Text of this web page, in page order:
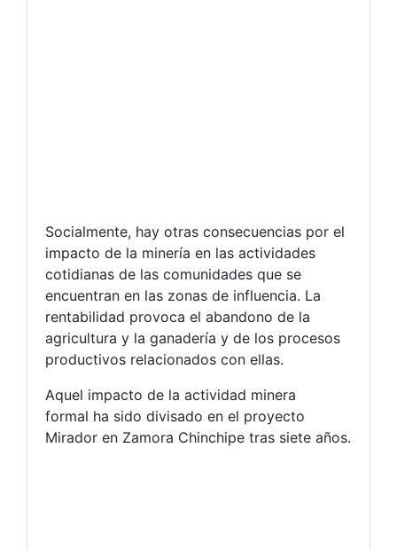
Socialmente, hay otras consecuencias por el
impacto de la minería en las actividades
cotidianas de las comunidades que se
encuentran en las zonas de influencia. La
rentabilidad provoca el abandono de la
agricultura y la ganadería y de los procesos
productivos relacionados con ellas.
Aquel impacto de la actividad minera
formal ha sido divisado en el proyecto
Mirador en Zamora Chinchipe tras siete años.